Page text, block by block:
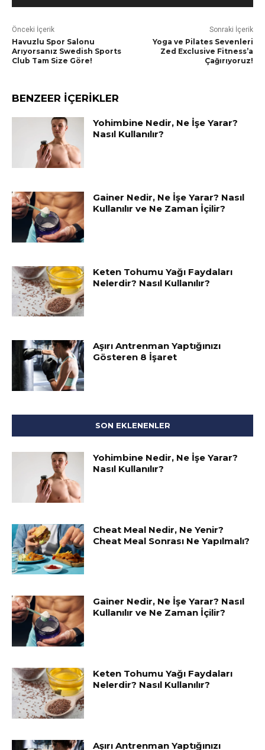
Önceki İçerik
Havuzlu Spor Salonu
Arıyorsanız Swedish Sports
Club Tam Size Göre!
Sonraki İçerik
Yoga ve Pilates Sevenleri
Zed Exclusive Fitness’a
Çağırıyoruz!
BENZEER İÇERİKLER
Yohimbine Nedir, Ne İşe Yarar?
Nasıl Kullanılır?
Gainer Nedir, Ne İşe Yarar? Nasıl
Kullanılır ve Ne Zaman İçilir?
Keten Tohumu Yağı Faydaları
Nelerdir? Nasıl Kullanılır?
Aşırı Antrenman Yaptığınızı
Gösteren 8 İşaret
SON EKLENENLER
Yohimbine Nedir, Ne İşe Yarar?
Nasıl Kullanılır?
Cheat Meal Nedir, Ne Yenir?
Cheat Meal Sonrası Ne Yapılmalı?
Gainer Nedir, Ne İşe Yarar? Nasıl
Kullanılır ve Ne Zaman İçilir?
Keten Tohumu Yağı Faydaları
Nelerdir? Nasıl Kullanılır?
Aşırı Antrenman Yaptığınızı